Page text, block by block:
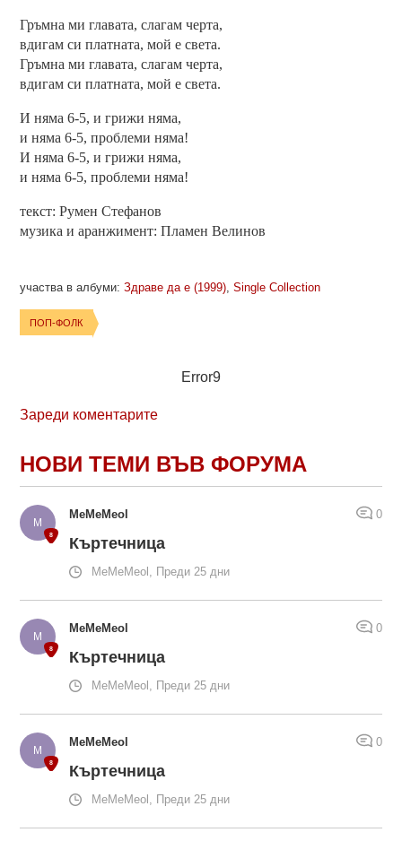
Гръмна ми главата, слагам черта,
вдигам си платната, мой е света.
Гръмна ми главата, слагам черта,
вдигам си платната, мой е света.
И няма 6-5, и грижи няма,
и няма 6-5, проблеми няма!
И няма 6-5, и грижи няма,
и няма 6-5, проблеми няма!
текст: Румен Стефанов
музика и аранжимент: Пламен Велинов
участва в албуми:Здраве да е (1999) ,Single Collection
ПОП-ФОЛК
Error9
Зареди коментарите
НОВИ ТЕМИ ВЪВ ФОРУМА
MeMeMeol 0
Къртечница
MeMeMeol, Преди 25 дни
MeMeMeol 0
Къртечница
MeMeMeol, Преди 25 дни
MeMeMeol 0
Къртечница
MeMeMeol, Преди 25 дни